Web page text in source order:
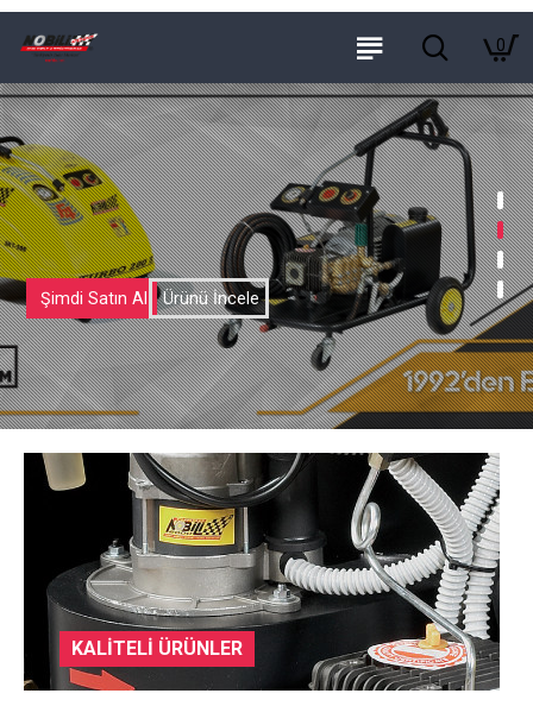
0
Şimdi Satın Al Ürünü İncele
KALITELI ÜRÜNLER